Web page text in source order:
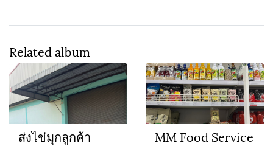
Related album
ส่งไข่มุกลูกค้า MM Food Service